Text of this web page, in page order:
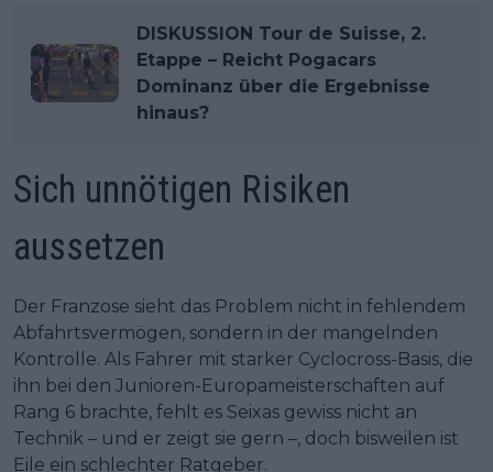
DISKUSSION Tour de Suisse, 2.
Etappe – Reicht Pogacars
Dominanz über die Ergebnisse
hinaus?
Sich unnötigen Risiken
aussetzen
Der Franzose sieht das Problem nicht in fehlendem
Abfahrtsvermögen, sondern in der mangelnden
Kontrolle. Als Fahrer mit starker Cyclocross-Basis, die
ihn bei den Junioren-Europameisterschaften auf
Rang 6 brachte, fehlt es Seixas gewiss nicht an
Technik – und er zeigt sie gern –, doch bisweilen ist
Eile ein schlechter Ratgeber.